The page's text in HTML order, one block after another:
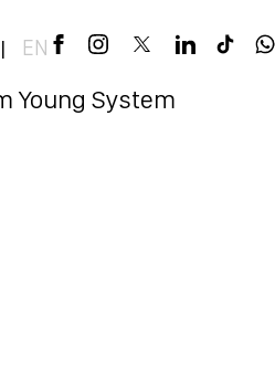
| EN
Young System